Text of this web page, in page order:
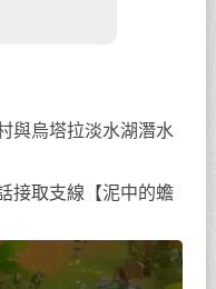
與烏塔拉淡水湖潛水
接取支線【泥中的蟾